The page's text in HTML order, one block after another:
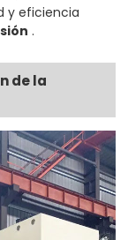
y eficiencia
.
de la